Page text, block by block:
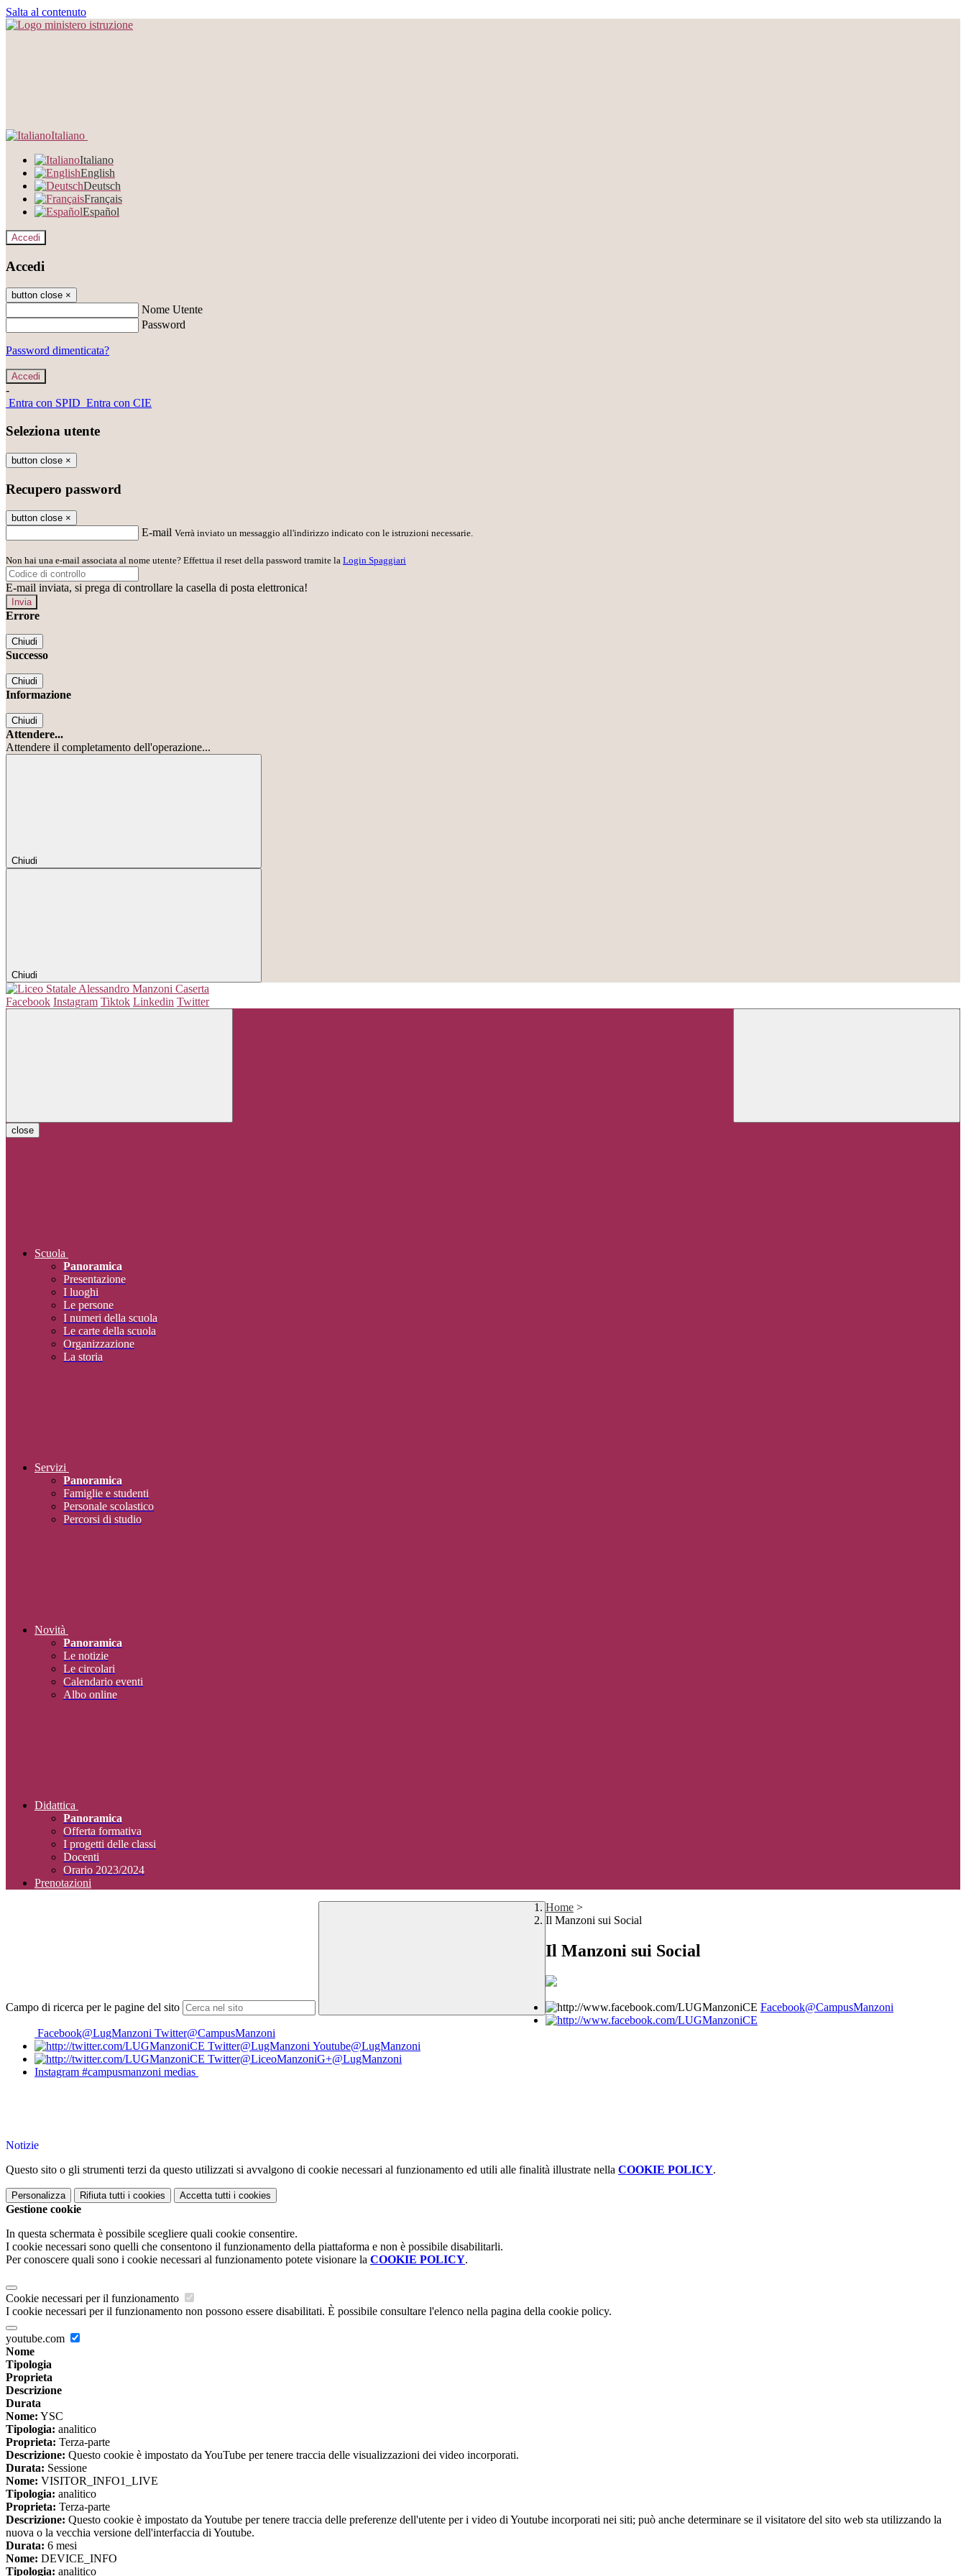
Salta al contenuto
Italiano
Italiano
English
Deutsch
Français
Español
Accedi
Accedi
button close ×
Nome Utente
Password
Password dimenticata?
-
Entra con SPID Entra con CIE
Seleziona utente
button close ×
Recupero password
button close ×
E-mail Verrà inviato un messaggio all'indirizzo indicato con le istruzioni necessarie.
Non hai una e-mail associata al nome utente? Effettua il reset della password tramite la Login Spaggiari
E-mail inviata, si prega di controllare la casella di posta elettronica!
Errore
Chiudi
Successo
Chiudi
Informazione
Chiudi
Attendere...
Attendere il completamento dell'operazione...
Chiudi
Chiudi
Facebook Instagram Tiktok Linkedin Twitter
close
Scuola
Panoramica
Presentazione
I luoghi
Le persone
I numeri della scuola
Le carte della scuola
Organizzazione
La storia
Servizi
Panoramica
Famiglie e studenti
Personale scolastico
Percorsi di studio
Novità
Panoramica
Le notizie
Le circolari
Calendario eventi
Albo online
Didattica
Panoramica
Offerta formativa
I progetti delle classi
Docenti
Orario 2023/2024
Prenotazioni
Campo di ricerca per le pagine del sito
Home >
Il Manzoni sui Social
Il Manzoni sui Social
Facebook@CampusManzoni
Facebook@LugManzoni Twitter@CampusManzoni
Twitter@LugManzoni Youtube@LugManzoni
Twitter@LiceoManzoniG+@LugManzoni
Instagram #campusmanzoni medias
Notizie
Questo sito o gli strumenti terzi da questo utilizzati si avvalgono di cookie necessari al funzionamento ed utili alle finalità illustrate nella COOKIE POLICY.
Personalizza Rifiuta tutti i cookies Accetta tutti i cookies
Gestione cookie
In questa schermata è possibile scegliere quali cookie consentire.
I cookie necessari sono quelli che consentono il funzionamento della piattaforma e non è possibile disabilitarli.
Per conoscere quali sono i cookie necessari al funzionamento potete visionare la COOKIE POLICY.
Cookie necessari per il funzionamento
I cookie necessari per il funzionamento non possono essere disabilitati. È possibile consultare l'elenco nella pagina della cookie policy.
youtube.com
Nome
Tipologia
Proprieta
Descrizione
Durata
Nome: YSC
Tipologia: analitico
Proprieta: Terza-parte
Descrizione: Questo cookie è impostato da YouTube per tenere traccia delle visualizzazioni dei video incorporati.
Durata: Sessione
Nome: VISITOR_INFO1_LIVE
Tipologia: analitico
Proprieta: Terza-parte
Descrizione: Questo cookie è impostato da Youtube per tenere traccia delle preferenze dell'utente per i video di Youtube incorporati nei siti; può anche determinare se il visitatore del sito web sta utilizzando la
nuova o la vecchia versione dell'interfaccia di Youtube.
Durata: 6 mesi
Nome: DEVICE_INFO
Tipologia: analitico